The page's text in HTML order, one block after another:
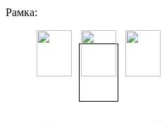
Рамка: